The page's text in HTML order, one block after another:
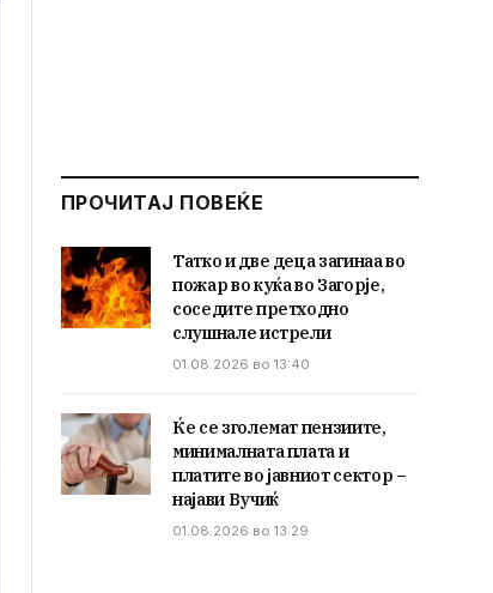
ПРОЧИТАЈ ПОВЕЌЕ
Татко и две деца загинаа во
пожар во куќа во Загорје,
соседите претходно
слушнале истрели
01.08.2026 во 13:40
Ќе се зголемат пензиите,
минималната плата и
платите во јавниот сектор –
најави Вучиќ
01.08.2026 во 13:29